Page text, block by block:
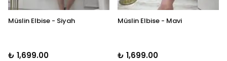
Müslin Elbise - Siyah
₺ 1,699.00
Müslin Elbise - Mavi
₺ 1,699.00